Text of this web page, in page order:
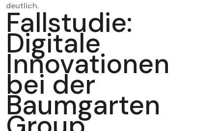
deutlich.
Fallstudie:
Digitale
Innovationen
bei der
Baumgarten